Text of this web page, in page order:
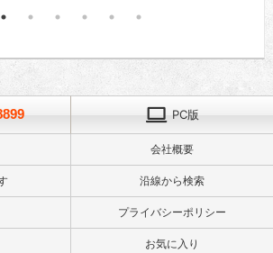
PC版
会社概要
沿線から検索
プライバシーポリシー
お気に入り